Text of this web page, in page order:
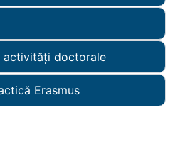
activități doctorale
Erasmus